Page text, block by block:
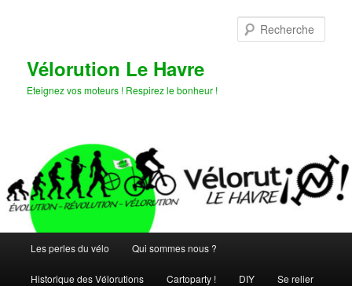
Vélorution Le Havre
Eteignez vos moteurs ! Respirez le bonheur !
principal
Les perles du vélo Qui sommes nous ?
Historique des Vélorutions Cartoparty ! DIY Se relier